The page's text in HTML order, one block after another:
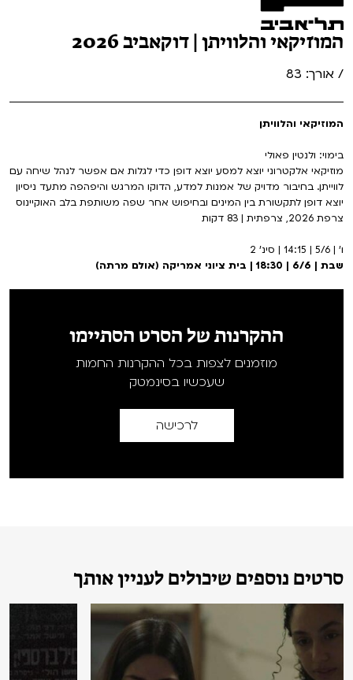
המוזיקאי והלוויתן | דוקאביב 2026
/ אורך: 83
המוזיקאי והלוויתן
בימוי: ולנטין פאולי
מוזיקאי אלקטרוני יוצא למסע יוצא דופן כדי לגלות אם אפשר לנהל שיחה עם
לווייתן. בחיבור מדויק של אמנות למדע, הדוקו המרגש והיפהפה מתעד ניסיון
יוצא דופן לתקשורת בין המינים ובחיפוש אחר שפה משותפת בלב האוקיינוס
צרפת 2026, צרפתית | 83 דקות
ו' | 5/6 | 14:15 | סינ' 2
שבת | 6/6 | 18:30 | בית ציוני אמריקה (אולם מרתה)
ההקרנות של הסרט הסתיימו
מוזמנים לצפות בכל ההקרנות החמות
שעכשיו בסינמטק
לרכישה
סרטים נוספים שיכולים לעניין אותך